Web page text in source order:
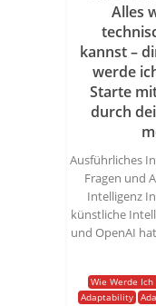
Alles
kannst –
werde
Starte
durch
Ausführliches
Fragen und
Intelligenz
künstliche
und OpenAI
Wie Werde
Adaptability